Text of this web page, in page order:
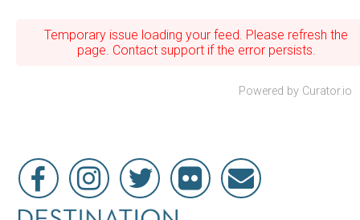
Temporary issue loading your feed. Please refresh the
page. Contact support if the error persists.
Powered by Curator.io